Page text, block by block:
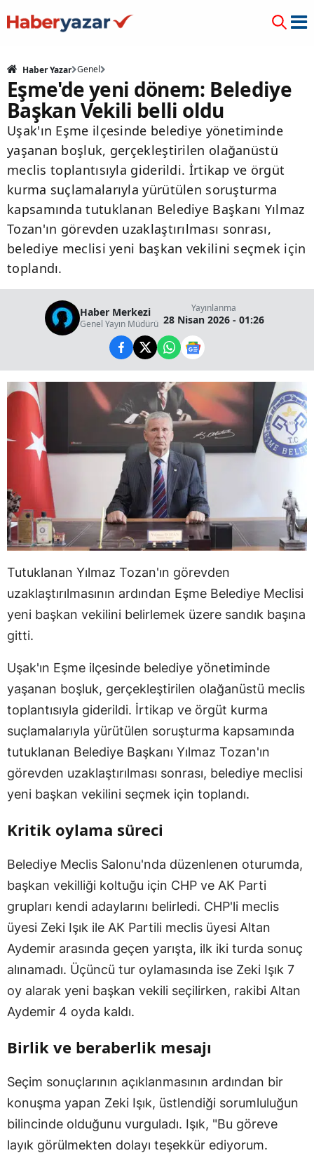
Haber Yazar Genel
Eşme'de yeni dönem: Belediye
Başkan Vekili belli oldu
Uşak'ın Eşme ilçesinde belediye yönetiminde
yaşanan boşluk, gerçekleştirilen olağanüstü
meclis toplantısıyla giderildi. İrtikap ve örgüt
kurma suçlamalarıyla yürütülen soruşturma
kapsamında tutuklanan Belediye Başkanı Yılmaz
Tozan'ın görevden uzaklaştırılması sonrası,
belediye meclisi yeni başkan vekilini seçmek için
toplandı.
Haber Merkezi
Genel Yayın Müdürü
Yayınlanma
28 Nisan 2026 - 01:26
Tutuklanan Yılmaz Tozan'ın görevden
uzaklaştırılmasının ardından Eşme Belediye Meclisi
yeni başkan vekilini belirlemek üzere sandık başına
gitti.
Uşak'ın Eşme ilçesinde belediye yönetiminde
yaşanan boşluk, gerçekleştirilen olağanüstü meclis
toplantısıyla giderildi. İrtikap ve örgüt kurma
suçlamalarıyla yürütülen soruşturma kapsamında
tutuklanan Belediye Başkanı Yılmaz Tozan'ın
görevden uzaklaştırılması sonrası, belediye meclisi
yeni başkan vekilini seçmek için toplandı.
Kritik oylama süreci
Belediye Meclis Salonu'nda düzenlenen oturumda,
başkan vekilliği koltuğu için CHP ve AK Parti
grupları kendi adaylarını belirledi. CHP'li meclis
üyesi Zeki Işık ile AK Partili meclis üyesi Altan
Aydemir arasında geçen yarışta, ilk iki turda sonuç
alınamadı. Üçüncü tur oylamasında ise Zeki Işık 7
oy alarak yeni başkan vekili seçilirken, rakibi Altan
Aydemir 4 oyda kaldı.
Birlik ve beraberlik mesajı
Seçim sonuçlarının açıklanmasının ardından bir
konuşma yapan Zeki Işık, üstlendiği sorumluluğun
bilincinde olduğunu vurguladı. Işık, "Bu göreve
layık görülmekten dolayı teşekkür ediyorum.